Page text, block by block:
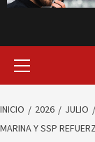
Menú
INICIO 2026 JULIO
MARINA Y SSP